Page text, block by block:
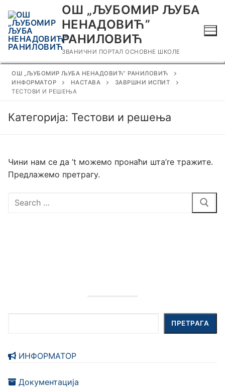
до
садржаја
ОШ „ЉУБОМИР ЉУБА
НЕНАДОВИЋ”
РАНИЛОВИЋ
ЗВАНИЧНИ ПОРТАЛ ОСНОВНЕ ШКОЛЕ
ОШ „ЉУБОМИР ЉУБА НЕНАДОВИЋ” РАНИЛОВИЋ
ИНФОРМАТОР
НАСТАВА
ЗАВРШНИ ИСПИТ
ТЕСТОВИ И РЕШЕЊА
Категорија: Тестови и решења
Чини нам се да ’t можемо пронаћи шта’re тражите.
Предлажемо претрагу.
Тражи
ПРЕТРАГА
ИНФОРМАТОР
Документација